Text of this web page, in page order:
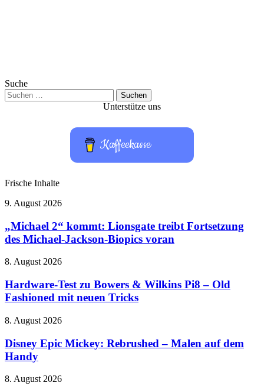
Suche
Suchen
nach:
Unterstütze uns
Kaffeekasse
Frische Inhalte
„Michael
kommt:
Lionsgate
treibt
des
Jackson-
Biopics
9. August 2026
„Michael 2“ kommt: Lionsgate treibt Fortsetzung
des Michael-Jackson-Biopics voran
Hardware-
zu
Bowers
&
Pi8
Old
Fashioned
neuen
8. August 2026
Hardware-Test zu Bowers & Wilkins Pi8 – Old
Fashioned mit neuen Tricks
Disney
Mickey:
Rebrushed
–
auf
8. August 2026
Disney Epic Mickey: Rebrushed – Malen auf dem
Handy
Take-
8. August 2026